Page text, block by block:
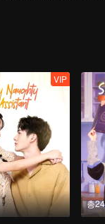
VIP
총